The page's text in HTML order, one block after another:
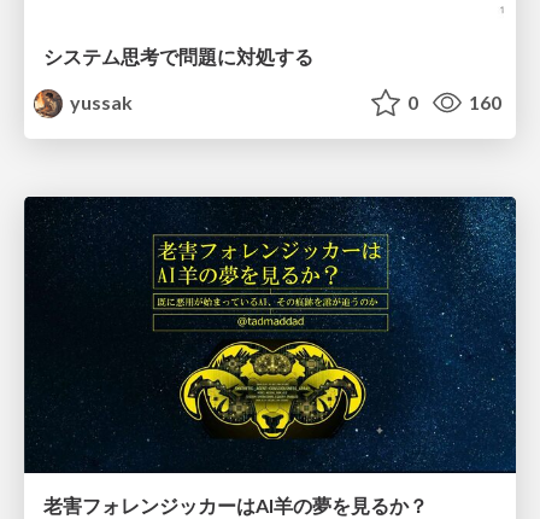
システム思考で問題に対処する
yussak
0 160
老害フォレンジッカーはAI羊の夢を見るか？